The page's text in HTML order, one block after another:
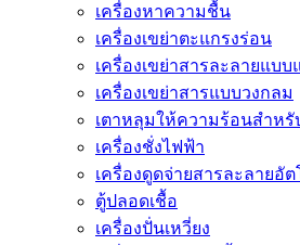
เครื่องหาความชื้น
เครื่องเขย่าตะแกรงร่อน
เครื่องเขย่าสารละลายแบบ
เครื่องเขย่าสารแบบวงกลม
เตาหลุมให้ความร้อนสำห
เครื่องชั่งไฟฟ้า
เครื่องดูดจ่ายสารละลายอั
ตู้ปลอดเชื้อ
เครื่องปั่นเหวี่ยง